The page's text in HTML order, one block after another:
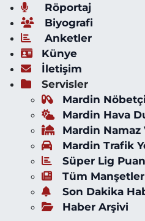
Röportaj
Biyografi
Anketler
Künye
İletişim
Servisler
Mardin
Mardin Hava
Mardin Namaz
Mardin Trafik
Süper Lig
Tüm Manşetler
Son Dakika
Haber Arşivi